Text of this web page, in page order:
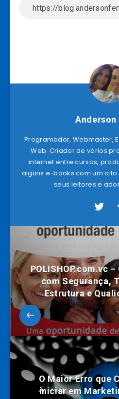
Anderson
Programador, Webmaster,
Web. Criador de vários
internet entre cursos,
alguns e-books com um
seus leitores e
POLISHOP.com.vc
com Segurança,
Estrutura e
O Maior Erro que
iniciar em